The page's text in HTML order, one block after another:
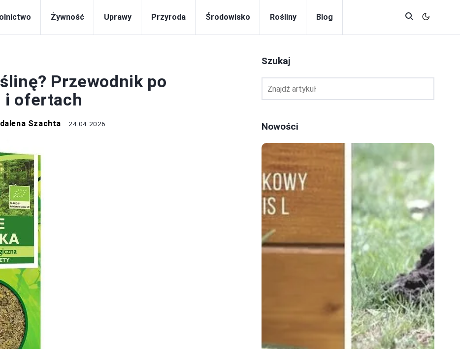
Żywność Uprawy Przyroda Środowisko Rośliny Blog
Przewodnik po
i ofertach
Szachta 24.04.2026
Szukaj
Nowości